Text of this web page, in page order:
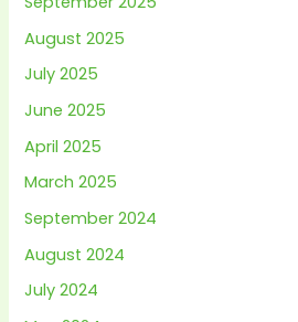
August 2025
July 2025
June 2025
April 2025
March 2025
September 2024
August 2024
July 2024